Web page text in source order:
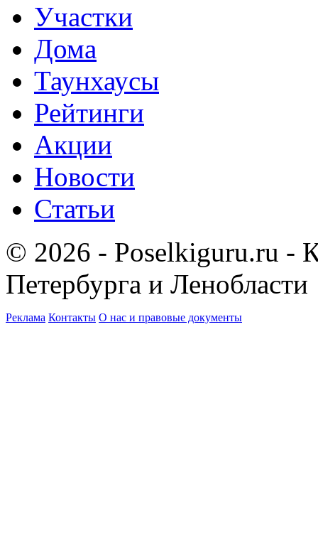
Участки
Дома
Таунхаусы
Рейтинги
Акции
Новости
Статьи
© 2026 - Poselkiguru.ru -
Петербурга и Ленобласти
Реклама Контакты О нас и правовые документы